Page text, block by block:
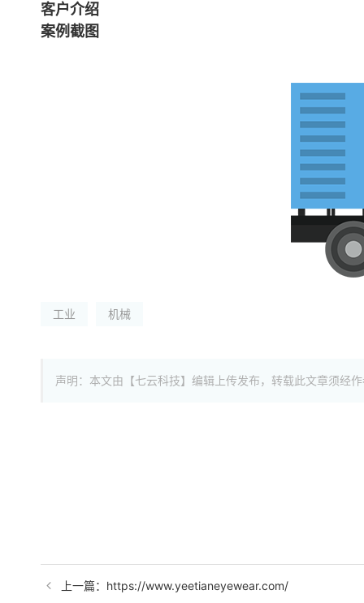
客户介绍
案例截图
工业 机械
声明：本文由【七云科技】编辑上传发布，转载此文章须经
上一篇：https://www.yeetianeyewear.com/